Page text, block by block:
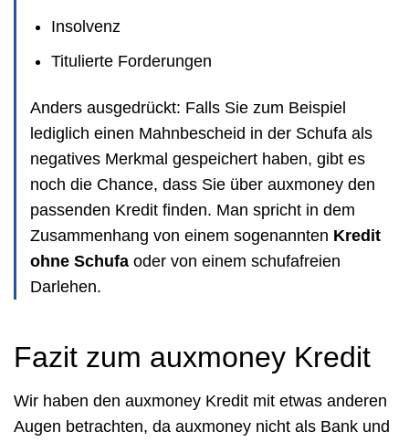
Insolvenz
Titulierte Forderungen
Anders ausgedrückt: Falls Sie zum Beispiel
lediglich einen Mahnbescheid in der Schufa als
negatives Merkmal gespeichert haben, gibt es
noch die Chance, dass Sie über auxmoney den
passenden Kredit finden. Man spricht in dem
Zusammenhang von einem sogenannten Kredit
ohne Schufa oder von einem schufafreien
Darlehen.
Fazit zum auxmoney Kredit
Wir haben den auxmoney Kredit mit etwas anderen
Augen betrachten, da auxmoney nicht als Bank und